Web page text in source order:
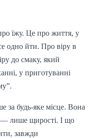
їжу. Це про життя, у
одно йти. Про віру в
до смаку, який
у приготуванні
будь-яке місце. Вона
— лише щирості. І що
завжди